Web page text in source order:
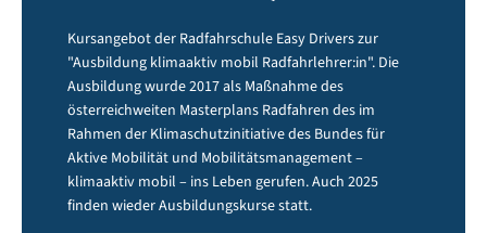
Kursangebot der Radfahrschule Easy Drivers zur
"Ausbildung klimaaktiv mobil Radfahrlehrer:in". Die
Ausbildung wurde 2017 als Maßnahme des
österreichweiten Masterplans Radfahren des im
Rahmen der Klimaschutzinitiative des Bundes für
Aktive Mobilität und Mobilitätsmanagement –
klimaaktiv mobil – ins Leben gerufen. Auch 2025
finden wieder Ausbildungskurse statt.